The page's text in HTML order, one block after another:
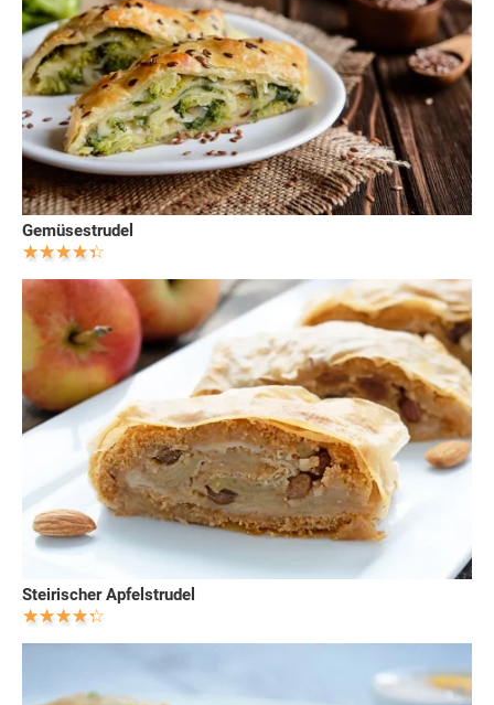
Gemüsestrudel
Steirischer Apfelstrudel